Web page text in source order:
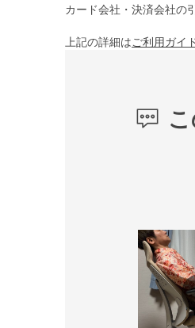
カード会社・決済会社の
上記の詳細はご利用ガイ